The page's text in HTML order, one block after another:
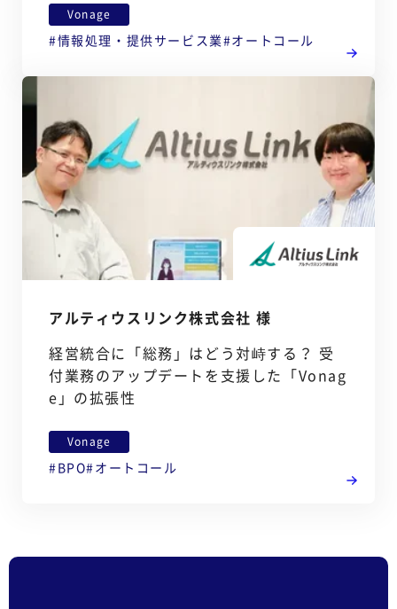
Vonage
情報処理・提供サービス業 オートコール
アルティウスリンク株式会社 様
経営統合に「総務」はどう対峙する？ 受
付業務のアップデートを支援した「Vonag
e」の拡張性
Vonage
BPO オートコール